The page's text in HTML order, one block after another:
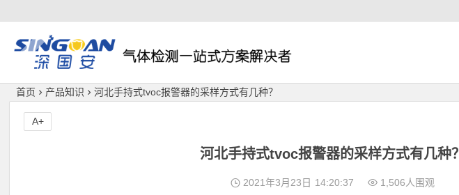
深国安
首页 产品知识 河北手持式tvoc报警器的采样方式有几种？
河北手持式tvoc报警器的采样方式有几种？
2021年3月23日 14:20:37 1,506人围观
A+